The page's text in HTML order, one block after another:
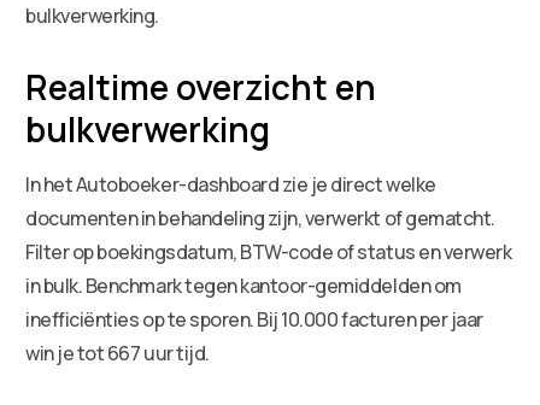
bulkverwerking.
Realtime overzicht en
bulkverwerking
In het Autoboeker-dashboard zie je direct welke
documenten in behandeling zijn, verwerkt of gematcht.
Filter op boekingsdatum, BTW-code of status en verwerk
in bulk. Benchmark tegen kantoor-gemiddelden om
inefficiënties op te sporen. Bij 10.000 facturen per jaar
win je tot 667 uur tijd.